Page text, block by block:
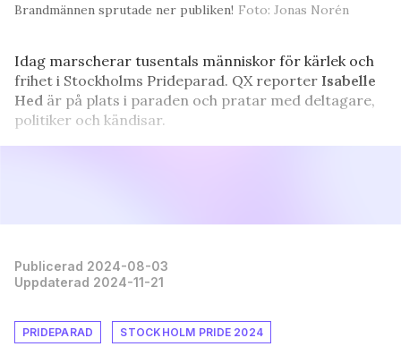
Brandmännen sprutade ner publiken! Foto: Jonas Norén
Idag marscherar tusentals människor för kärlek och
frihet i Stockholms Prideparad. QX reporter Isabelle
Hed är på plats i paraden och pratar med deltagare,
politiker och kändisar.
Publicerad 2024-08-03
Uppdaterad 2024-11-21
PRIDEPARAD STOCKHOLM PRIDE 2024